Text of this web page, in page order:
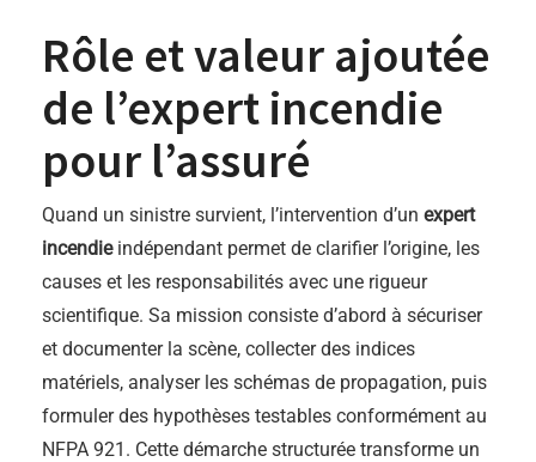
Rôle et valeur ajoutée
de l’expert incendie
pour l’assuré
Quand un sinistre survient, l’intervention d’un expert
incendieindépendant permet de clarifier l’origine, les
causes et les responsabilités avec une rigueur
scientifique. Sa mission consiste d’abord à sécuriser
et documenter la scène, collecter des indices
matériels, analyser les schémas de propagation, puis
formuler des hypothèses testables conformément au
NFPA 921. Cette démarche structurée transforme un